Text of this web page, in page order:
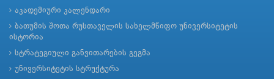
აკადემიური კალენდარი
ბათუმის შოთა რუსთაველის სახელმწიფო უნივერსიტეტის
ისტორია
სტრატეგიული განვითარების გეგმა
უნივერსიტეტის სტრუქტურა